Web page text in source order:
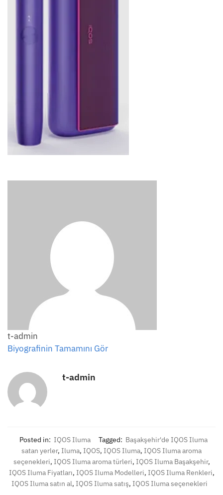
t-admin
Biyografinin Tamamını Gör
t-admin
Posted in: IQOS Iluma Tagged: Başakşehir'de IQOS Iluma
satan yerler, Iluma, IQOS, IQOS Iluma, IQOS Iluma aroma
seçenekleri, IQOS Iluma aroma türleri, IQOS Iluma Başakşehir,
IQOS Iluma Fiyatları, IQOS Iluma Modelleri, IQOS Iluma Renkleri,
IQOS Iluma satın al, IQOS Iluma satış, IQOS Iluma seçenekleri